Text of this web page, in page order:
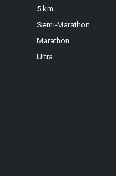
5 km
Semi-Marathon
Marathon
Ultra